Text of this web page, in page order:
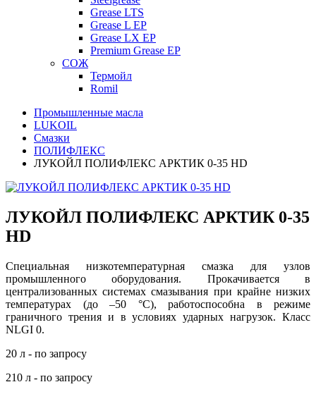
Grease LTS
Grease L EP
Grease LX EP
Premium Grease EP
СОЖ
Термойл
Romil
Промышленные масла
LUKOIL
Смазки
ПОЛИФЛЕКС
ЛУКОЙЛ ПОЛИФЛЕКС АРКТИК 0-35 HD
ЛУКОЙЛ ПОЛИФЛЕКС АРКТИК 0-35
HD
Специальная низкотемпературная смазка для узлов
промышленного оборудования. Прокачивается в
централизованных системах смазывания при крайне низких
температурах (до –50 °С), работоспособна в режиме
граничного трения и в условиях ударных нагрузок. Класс
NLGI 0.
20 л - по запросу
210 л - по запросу